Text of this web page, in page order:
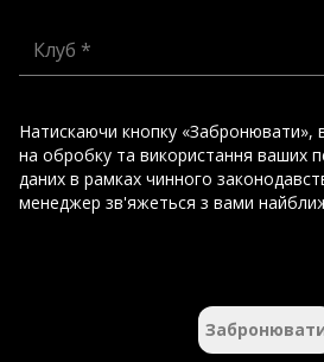
Клуб *
Натискаючи кнопку «Забронювати»,
на обробку та використання ваших
даних в рамках чинного
менеджер зв'яжеться з вами